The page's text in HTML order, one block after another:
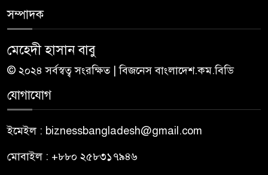
সম্পাদক
মেহেদী হাসান বাবু
© ২০২৪ সর্বস্বত্ব সংরক্ষিত | বিজনেস বাংলাদেশ.কম.বিডি
যোগাযোগ
ইমেইল : biznessbangladesh@gmail.com
মোবাইল : +৮৮০ ২৫৮৩১৭৯৪৬